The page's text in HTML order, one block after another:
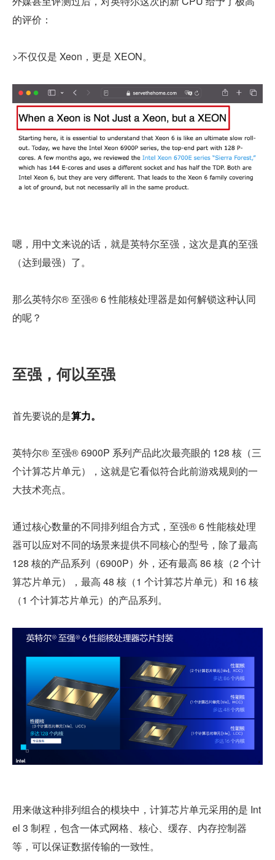
的评价：
>不仅仅是 Xeon，更是 XEON。
嗯，用中文来说的话，就是英特尔至强，这次是真的至强
（达到最强）了。
那么英特尔® 至强® 6 性能核处理器是如何解锁这种认同
的呢？
至强，何以至强
首先要说的是算力。
英特尔® 至强® 6900P 系列产品此次最亮眼的 128 核（三
个计算芯片单元），这就是它看似符合此前游戏规则的一
大技术亮点。
通过核心数量的不同排列组合方式，至强® 6 性能核处理
器可以应对不同的场景来提供不同核心的型号，除了最高
128 核的产品系列（6900P）外，还有最高 86 核（2 个计
算芯片单元），最高 48 核（1 个计算芯片单元）和 16 核
（1 个计算芯片单元）的产品系列。
用来做这种排列组合的模块中，计算芯片单元采用的是 Int
el 3 制程，包含一体式网格、核心、缓存、内存控制器
等，可以保证数据传输的一致性。